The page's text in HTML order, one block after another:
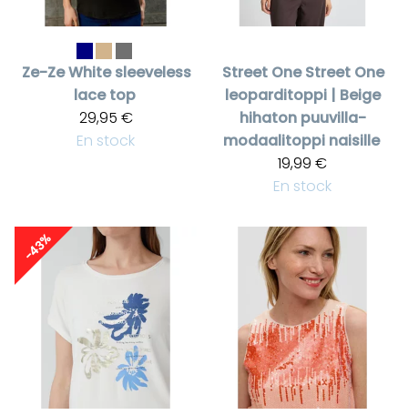
Ze-ZeWhite sleeveless
lace top
29,95 €
En stock
Street One Street One
leoparditoppi | Beige
hihaton puuvilla-
modaalitoppi naisille
19,99 €
En stock
-43%